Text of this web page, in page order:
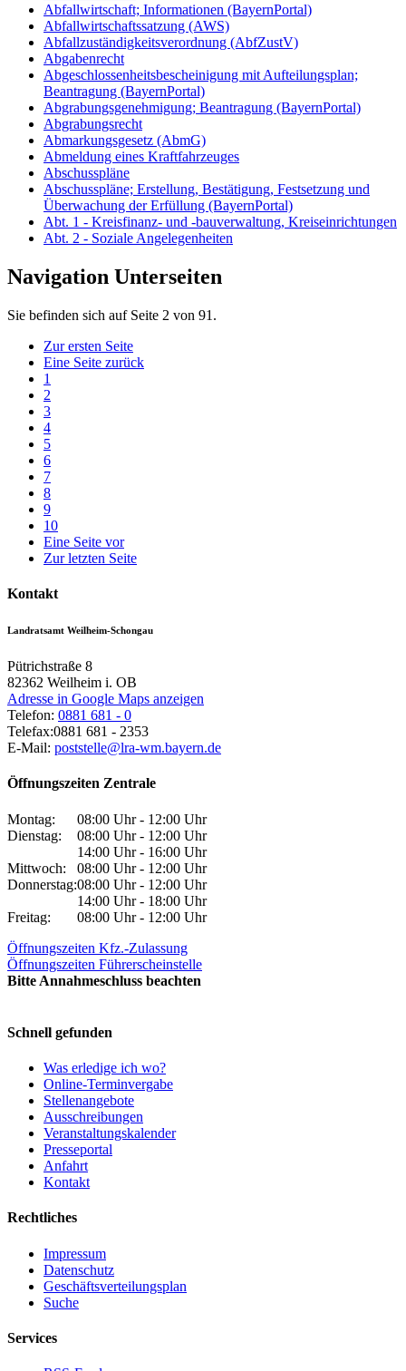
Abfallwirtschaft; Informationen (BayernPortal)
Abfallwirtschaftssatzung (AWS)
Abfallzuständigkeitsverordnung (AbfZustV)
Abgabenrecht
Abgeschlossenheitsbescheinigung mit Aufteilungsplan;
Beantragung (BayernPortal)
Abgrabungsgenehmigung; Beantragung (BayernPortal)
Abgrabungsrecht
Abmarkungsgesetz (AbmG)
Abmeldung eines Kraftfahrzeuges
Abschusspläne
Abschusspläne; Erstellung, Bestätigung, Festsetzung und
Überwachung der Erfüllung (BayernPortal)
Abt. 1 - Kreisfinanz- und -bauverwaltung, Kreiseinrichtungen
Abt. 2 - Soziale Angelegenheiten
Navigation Unterseiten
Sie befinden sich auf Seite 2 von 91.
Zur ersten Seite
Eine Seite zurück
1
2
3
4
5
6
7
8
9
10
Eine Seite vor
Zur letzten Seite
Kontakt
Landratsamt Weilheim-Schongau
Pütrichstraße 8
82362 Weilheim i. OB
Adresse in Google Maps anzeigen
Telefon: 0881 681 - 0
Telefax:0881 681 - 2353
E-Mail: poststelle@lra-wm.bayern.de
Öffnungszeiten Zentrale
Montag:
08:00 Uhr - 12:00 Uhr
Dienstag:
08:00 Uhr - 12:00 Uhr
14:00 Uhr - 16:00 Uhr
Mittwoch:
08:00 Uhr - 12:00 Uhr
Donnerstag:08:00 Uhr - 12:00 Uhr
14:00 Uhr - 18:00 Uhr
Freitag:
08:00 Uhr - 12:00 Uhr
Öffnungszeiten Kfz.-Zulassung
Öffnungszeiten Führerscheinstelle
Bitte Annahmeschluss beachten
Schnell gefunden
Was erledige ich wo?
Online-Terminvergabe
Stellenangebote
Ausschreibungen
Veranstaltungskalender
Presseportal
Anfahrt
Kontakt
Rechtliches
Impressum
Datenschutz
Geschäftsverteilungsplan
Suche
Services